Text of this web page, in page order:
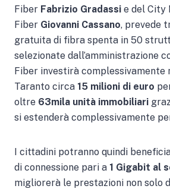
Fiber Fabrizio Gradassi e del City
Fiber Giovanni Cassano, prevede
gratuita di fibra spenta in 50
selezionate dall’amministrazione
Fiber investirà complessivamente
Taranto circa 15 milioni di euro
oltre 63mila unità immobiliari
si estenderà complessivamente
I cittadini potranno quindi
di connessione pari a 1 Gigabit al
migliorerà le prestazioni non solo